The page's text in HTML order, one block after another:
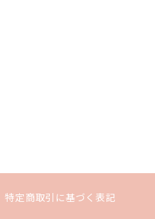
特定商取引に基づく表記